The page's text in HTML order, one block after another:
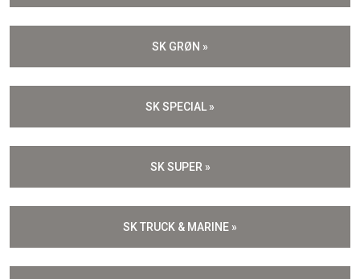
SK GRØN »
SK SPECIAL »
SK SUPER »
SK TRUCK & MARINE »